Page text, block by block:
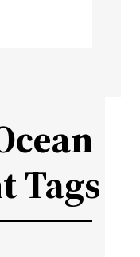
Tags